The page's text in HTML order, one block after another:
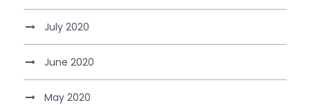
July 2020
June 2020
May 2020